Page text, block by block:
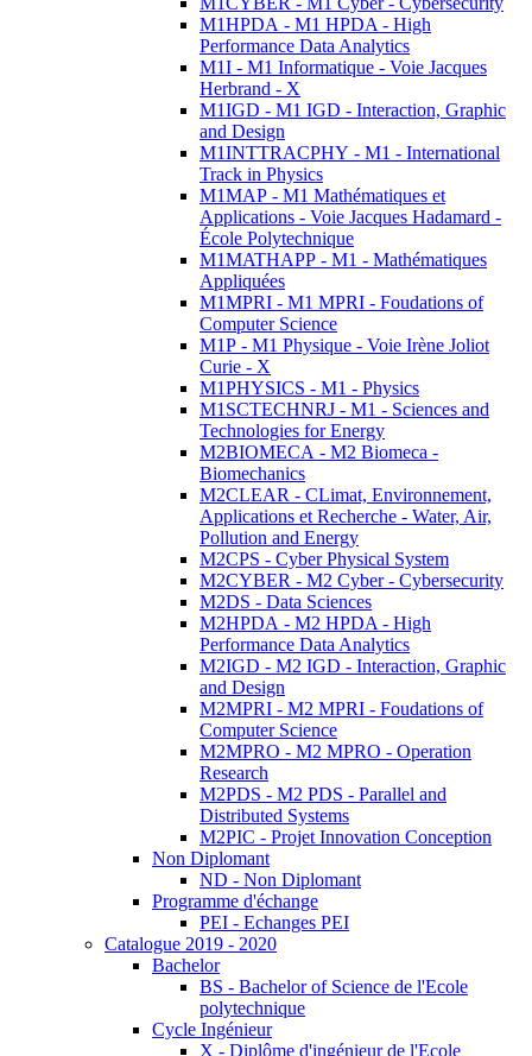
M1HPDA - M1 HPDA - High
Performance Data Analytics
M1I - M1 Informatique - Voie Jacques
Herbrand - X
M1IGD - M1 IGD - Interaction, Graphic
and Design
M1INTTRACPHY - M1 - International
Track in Physics
M1MAP - M1 Mathématiques et
Applications - Voie Jacques Hadamard -
École Polytechnique
M1MATHAPP - M1 - Mathématiques
Appliquées
M1MPRI - M1 MPRI - Foudations of
Computer Science
M1P - M1 Physique - Voie Irène Joliot
Curie - X
M1PHYSICS - M1 - Physics
M1SCTECHNRJ - M1 - Sciences and
Technologies for Energy
M2BIOMECA - M2 Biomeca -
Biomechanics
M2CLEAR - CLimat, Environnement,
Applications et Recherche - Water, Air,
Pollution and Energy
M2CPS - Cyber Physical System
M2CYBER - M2 Cyber - Cybersecurity
M2DS - Data Sciences
M2HPDA - M2 HPDA - High
Performance Data Analytics
M2IGD - M2 IGD - Interaction, Graphic
and Design
M2MPRI - M2 MPRI - Foudations of
Computer Science
M2MPRO - M2 MPRO - Operation
Research
M2PDS - M2 PDS - Parallel and
Distributed Systems
M2PIC - Projet Innovation Conception
Non Diplomant
ND - Non Diplomant
Programme d'échange
PEI - Echanges PEI
Catalogue 2019 - 2020
Bachelor
BS - Bachelor of Science de l'Ecole
polytechnique
Cycle Ingénieur
X - Diplôme d'ingénieur de l'Ecole